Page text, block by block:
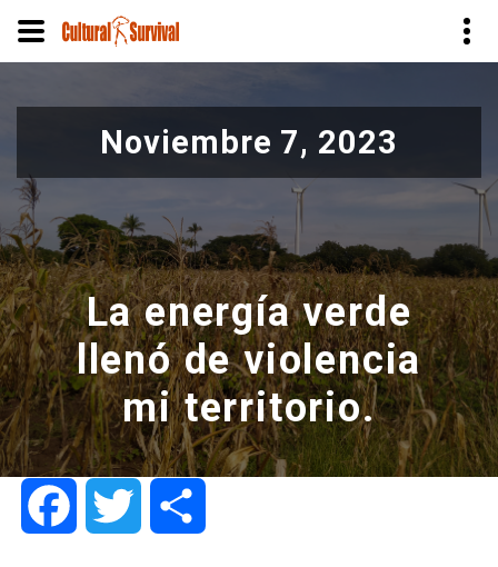
al
Noviembre 7, 2023
La energía verde
llenó de violencia
mi territorio.
FacebookTwitter